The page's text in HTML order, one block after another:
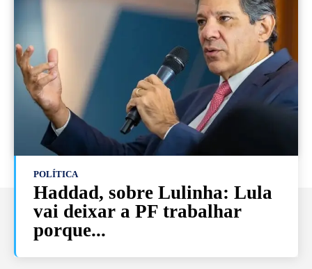
POLÍTICA
Haddad, sobre Lulinha: Lula
vai deixar a PF trabalhar
porque...